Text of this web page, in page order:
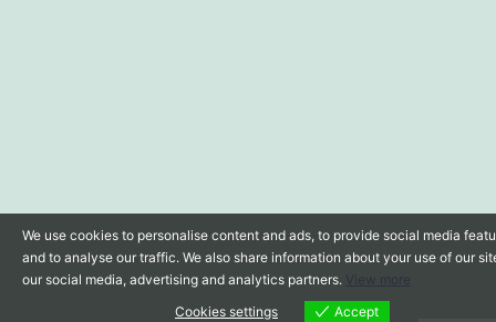
We use cookies to personalise content and ads, to provide social media
and to analyse our traffic. We also share information about your use of our
our social media, advertising and analytics partners.
Cookies settings
Accept